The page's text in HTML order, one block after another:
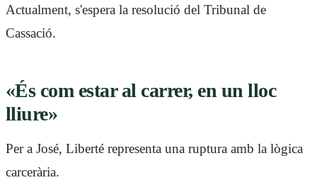
Actualment, s'espera la resolució del Tribunal de
Cassació.
«És com estar al carrer, en un lloc
lliure»
Per a José, Liberté representa una ruptura amb la lògica
carcerària.